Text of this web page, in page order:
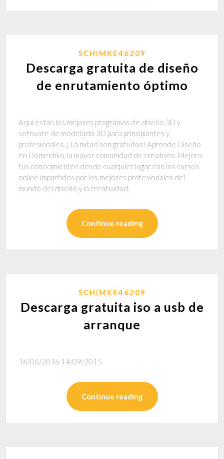
SCHIMKE46209
Descarga gratuita de diseño
de enrutamiento óptimo
Aquí están los mejores programas de diseño 3D y
software de modelado 3D para principiantes y
profesionales. ¡ La mitad son gratuitos! Aprende Diseño
en Domestika, la mayor comunidad de creativos. Mejora
tus conocimientos desde cualquier lugar con los cursos
online impartidos por los mejores profesionales del
mundo del diseño y la creatividad.
Continue reading
SCHIMKE46209
Descarga gratuita iso a usb de
arranque
16/06/2016 14/09/2015
Continue reading